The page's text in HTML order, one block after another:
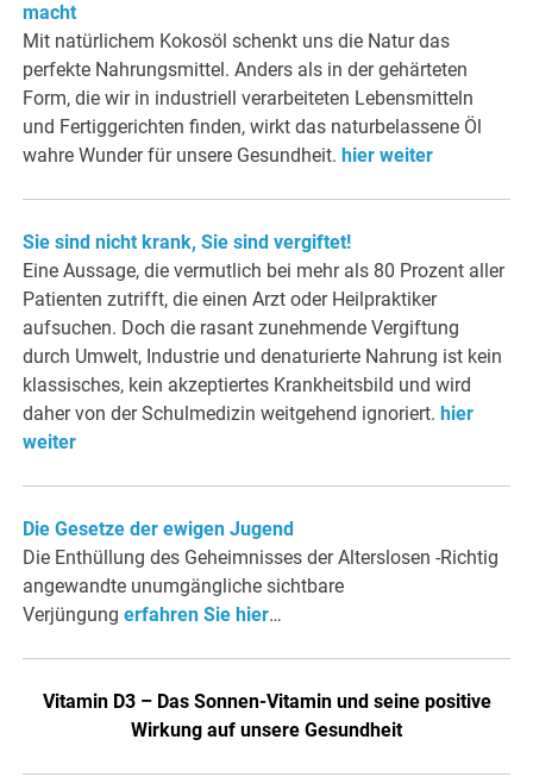
macht
Mit natürlichem Kokosöl schenkt uns die Natur das
perfekte Nahrungsmittel. Anders als in der gehärteten
Form, die wir in industriell verarbeiteten Lebensmitteln
und Fertiggerichten finden, wirkt das naturbelassene Öl
wahre Wunder für unsere Gesundheit. hier weiter
Sie sind nicht krank, Sie sind vergiftet!
Eine Aussage, die vermutlich bei mehr als 80 Prozent aller
Patienten zutrifft, die einen Arzt oder Heilpraktiker
aufsuchen. Doch die rasant zunehmende Vergiftung
durch Umwelt, Industrie und denaturierte Nahrung ist kein
klassisches, kein akzeptiertes Krankheitsbild und wird
daher von der Schulmedizin weitgehend ignoriert. hier
weiter
Die Gesetze der ewigen Jugend
Die Enthüllung des Geheimnisses der Alterslosen -Richtig
angewandte unumgängliche sichtbare
Verjüngungerfahren Sie hier…
Vitamin D3 – Das Sonnen-Vitamin und seine positive
Wirkung auf unsere Gesundheit